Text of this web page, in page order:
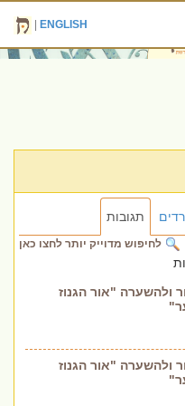
ENGLISH
תגובות
לחיפוש מדוייק יותר לחצו כאן
ולהשערה "אור הגנוז
ולהשערה "אור הגנוז